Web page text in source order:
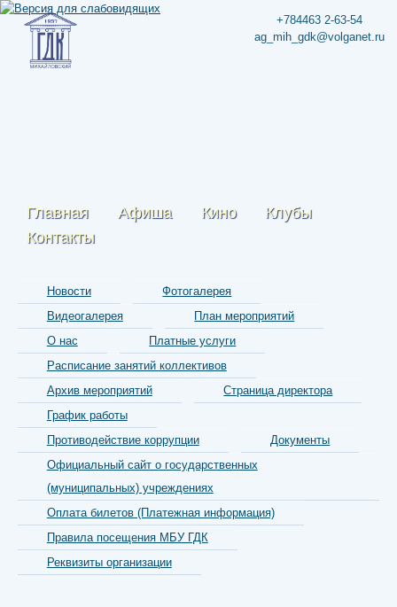
+784463 2-63-54
ag_mih_gdk@volganet.ru
Главная Афиша Кино
Клубы
Контакты
Новости
Фотогалерея
Видеогалерея
План мероприятий
О нас
Платные услуги
Расписание занятий коллективов
Архив мероприятий
Страница директора
График работы
Противодействие коррупции
Документы
Официальный сайт о государственных
(муниципальных) учреждениях
Оплата билетов (Платежная информация)
Правила посещения МБУ ГДК
Реквизиты организации